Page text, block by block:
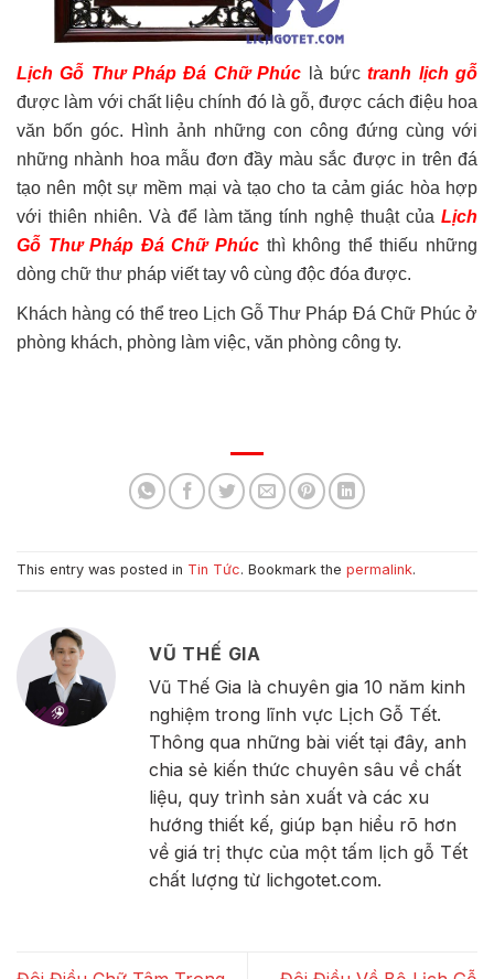
Lịch Gỗ Thư Pháp Đá Chữ Phúc là bứctranh lịch gỗ
được làm với chất liệu chính đó là gỗ, được cách điệu hoa
văn bốn góc. Hình ảnh những con công đứng cùng với
những nhành hoa mẫu đơn đầy màu sắc được in trên đá
tạo nên một sự mềm mại và tạo cho ta cảm giác hòa hợp
với thiên nhiên. Và để làm tăng tính nghệ thuật của Lịch
Gỗ Thư Pháp Đá Chữ Phúc thì không thể thiếu những
dòng chữ thư pháp viết tay vô cùng độc đóa được.
Khách hàng có thể treo Lịch Gỗ Thư Pháp Đá Chữ Phúc ở
phòng khách, phòng làm việc, văn phòng công ty.
This entry was posted in Tin Tức. Bookmark the permalink.
VŨ THẾ GIA
Vũ Thế Gia là chuyên gia 10 năm kinh
nghiệm trong lĩnh vực Lịch Gỗ Tết.
Thông qua những bài viết tại đây, anh
chia sẻ kiến thức chuyên sâu về chất
liệu, quy trình sản xuất và các xu
hướng thiết kế, giúp bạn hiểu rõ hơn
về giá trị thực của một tấm lịch gỗ Tết
chất lượng từ lichgotet.com.